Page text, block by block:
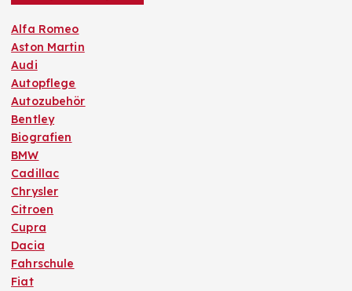
Alfa Romeo
Aston Martin
Audi
Autopflege
Autozubehör
Bentley
Biografien
BMW
Cadillac
Chrysler
Citroen
Cupra
Dacia
Fahrschule
Fiat